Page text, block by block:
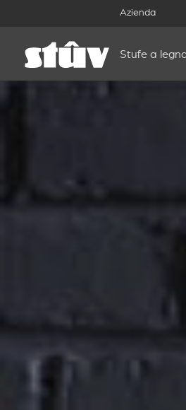
Azienda
Stufe a